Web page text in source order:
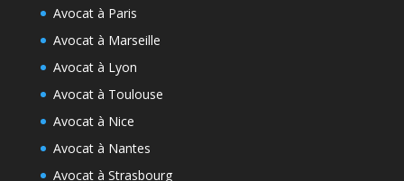
Avocat à Paris
Avocat à Marseille
Avocat à Lyon
Avocat à Toulouse
Avocat à Nice
Avocat à Nantes
Avocat à Strasbourg